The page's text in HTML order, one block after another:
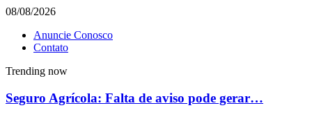
08/08/2026
Anuncie Conosco
Contato
Trending now
Seguro Agrícola: Falta de aviso pode gerar…